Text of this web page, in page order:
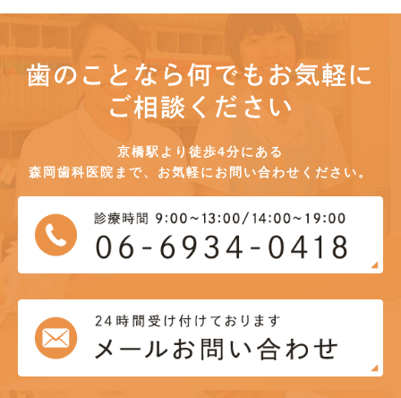
歯のことなら何でもお気軽に
ご相談ください
京橋駅より徒歩4分にある
森岡歯科医院まで、お気軽にお問い合わせください。